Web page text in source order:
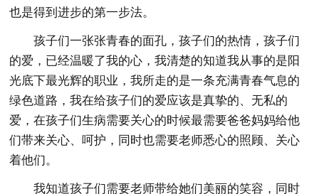
也是得到进步的第一步法。
孩子们一张张青春的面孔，孩子们的热情，孩子们
的爱，已经温暖了我的心，我清楚的知道我从事的是阳
光底下最光辉的职业，我所走的是一条充满青春气息的
绿色道路，我在给孩子们的爱应该是真挚的、无私的
爱，在孩子们生病需要关心的时候最需要爸爸妈妈给他
们带来关心、呵护，同时也需要老师悉心的照顾、关心
着他们。
我知道孩子们需要老师带给她们美丽的笑容，同时